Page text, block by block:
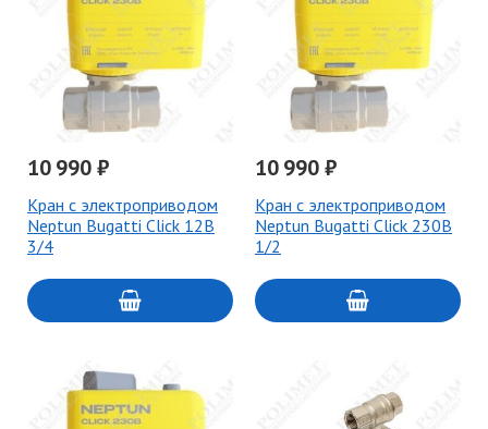
10 990 ₽
Кран с электроприводом
Neptun Bugatti Click 12В
3/4
10 990 ₽
Кран с электроприводом
Neptun Bugatti Click 230В
1/2